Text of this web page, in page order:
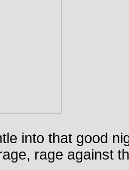
into that good
rage against